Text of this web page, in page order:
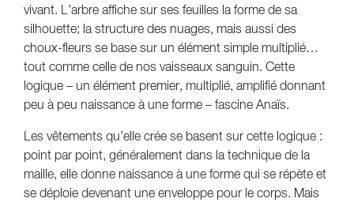
vivant. L’arbre affiche sur ses feuilles la forme de sa
silhouette; la structure des nuages, mais aussi des
choux-fleurs se base sur un élément simple multiplié…
tout comme celle de nos vaisseaux sanguin. Cette
logique – un élément premier, multiplié, amplifié donnant
peu à peu naissance à une forme – fascine Anaïs.
Les vêtements qu’elle crée se basent sur cette logique :
point par point, généralement dans la technique de la
maille, elle donne naissance à une forme qui se répète et
se déploie devenant une enveloppe pour le corps. Mais